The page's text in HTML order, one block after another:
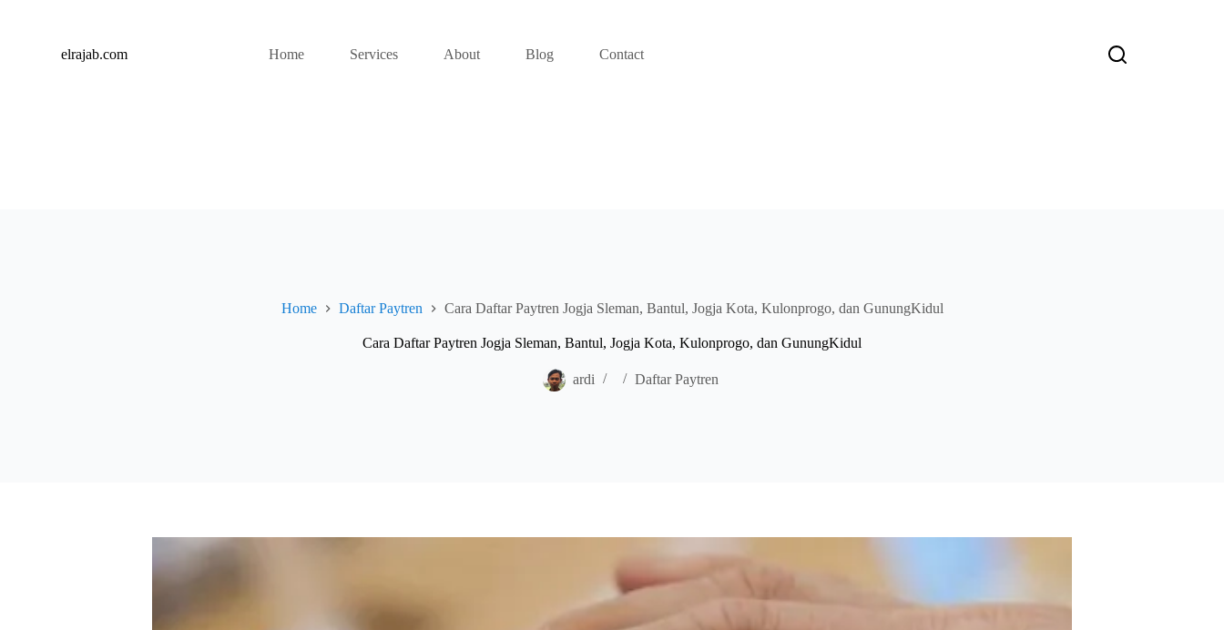
elrajab.com Home Services About Blog Contact
Home Daftar Paytren Cara Daftar Paytren Jogja Sleman, Bantul, Jogja Kota, Kulonprogo, dan GunungKidul
Cara Daftar Paytren Jogja Sleman, Bantul, Jogja Kota, Kulonprogo, dan GunungKidul
ardi Daftar Paytren